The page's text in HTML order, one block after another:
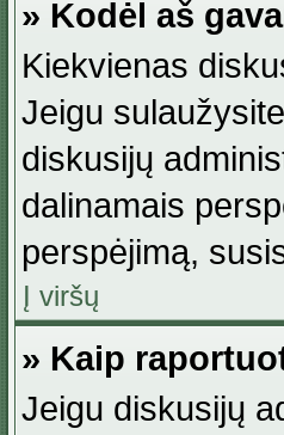
» Kodėl aš
Kiekvienas
Jeigu
diskusijų
dalinamais
perspėjimą,
Į viršų
» Kaip
Jeigu diskusijų